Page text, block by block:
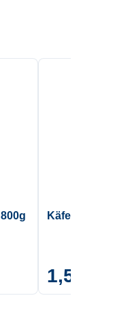
Käferbohnen,
1,53 €